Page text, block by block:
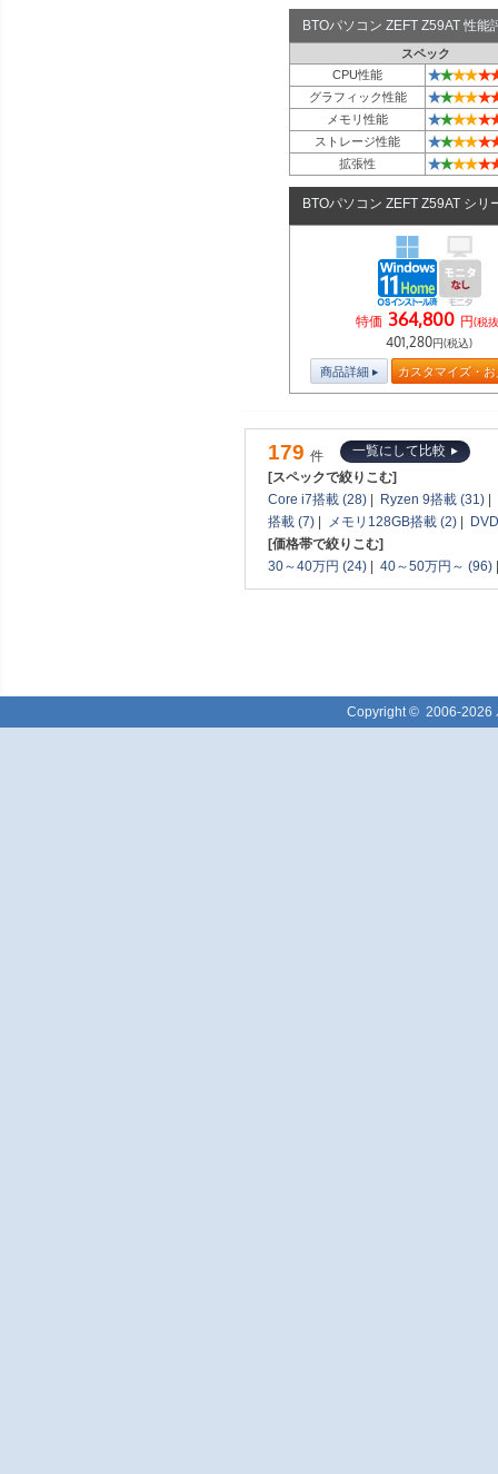
BTOパソコン ZEFT Z59AT 性能
スペック
CPU性能
★★★★★
グラフィック性能 ★★★★★
メモリ性能 ★★★★★
ストレージ性能 ★★★★★
拡張性 ★★★★★
BTOパソコン ZEFT Z59AT シリ
特価 364,800 円(税
401,280円(税込)
商品詳細 カスタマイズ・
179 件
一覧にして比較
[スペックで絞りこむ]
Core i7搭載 (28)
Ryzen 9搭載 (31)
搭載 (7)
メモリ128GB搭載 (2)
[価格帯で絞りこむ]
30～40万円 (24)
40～50万円～ (96)
Copyright © 2006-2026